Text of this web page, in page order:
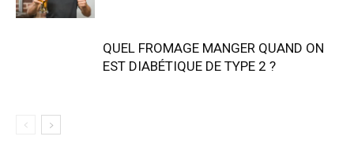
QUEL FROMAGE MANGER QUAND ON
EST DIABÉTIQUE DE TYPE 2 ?